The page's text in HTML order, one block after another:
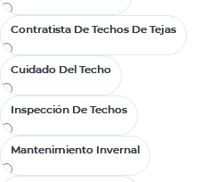
Contratista De Techos De Tejas
Contratista De Techos De Tejas
Cuidado Del Techo
Cuidado Del Techo
Inspección De Techos
Inspección De Techos
Mantenimiento Invernal
Mantenimiento Invernal